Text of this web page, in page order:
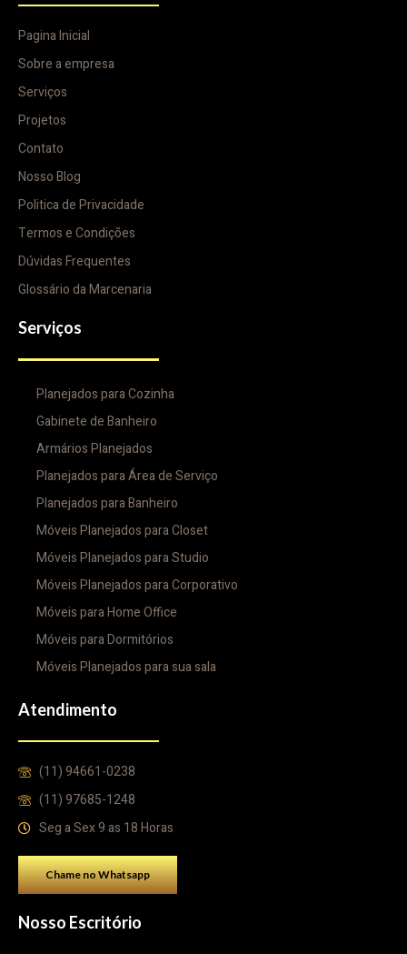
Pagina Inicial
Sobre a empresa
Serviços
Projetos
Contato
Nosso Blog
Politica de Privacidade
Termos e Condições
Dúvidas Frequentes
Glossário da Marcenaria
Serviços
Planejados para Cozinha
Gabinete de Banheiro
Armários Planejados
Planejados para Área de Serviço
Planejados para Banheiro
Móveis Planejados para Closet
Móveis Planejados para Studio
Móveis Planejados para Corporativo
Móveis para Home Office
Móveis para Dormitórios
Móveis Planejados para sua sala
Atendimento
(11) 94661-0238
(11) 97685-1248
Seg a Sex 9 as 18 Horas
Chame no Whatsapp
Nosso Escritório